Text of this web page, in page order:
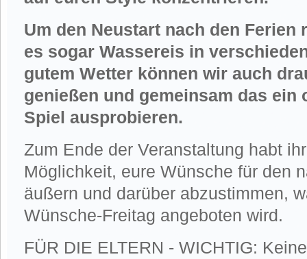
Um den Neustart nach den
es sogar Wassereis in
gutem Wetter können wir auch
genießen und gemeinsam das ein
Spiel ausprobieren.
Zum Ende der Veranstaltung habt
Möglichkeit, eure Wünsche für den
äußern und darüber abzustimmen,
Wünsche-Freitag angeboten wird.
FÜR DIE ELTERN - WICHTIG: